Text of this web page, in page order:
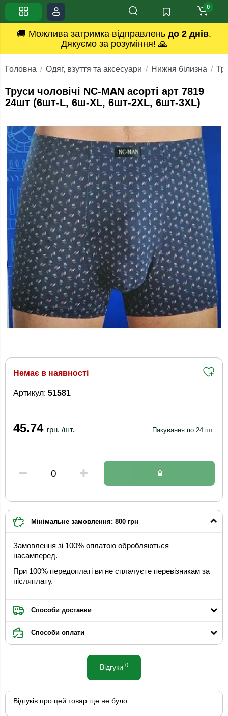
🚚 Можлива затримка відправлень до 2 днів.
Дякуємо за розуміння! 🙏
0
Головна Одяг, взуття та аксесуари Нижня білизна
Труси чоловічі NC-MAN асорті арт 7819
24шт (6шт-L, 6ш-XL, 6шт-2ХL, 6шт-3XL)
Немає в наявності
Артикул: 51581
45.74 грн. /шт. Пакування по 24 шт.
Мінімальне замовлення: 800 грн
Замовлення зі 100% оплатою обробляються
насамперед.
При 100% передоплаті ви не сплачуєте перевізникам за
післяплату.
Способи доставки
Способи оплати
Відгуки 0
Відгуків про цей товар ще не було.